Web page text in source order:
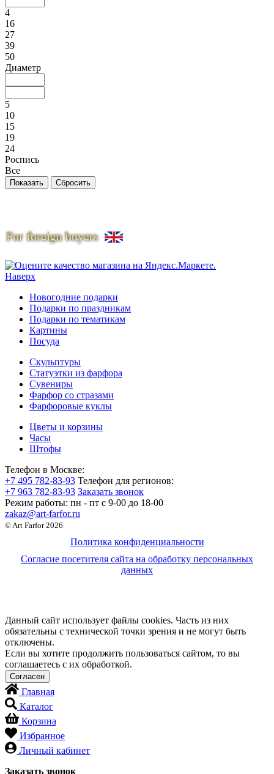
4
16
27
39
50
Диаметр
5
10
15
19
24
Роспись
Все
Наверх
Новогодние подарки
Подарки по праздникам
Подарки по тематикам
Картины
Посуда
Скульптуры
Статуэтки из фарфора
Сувениры
Фарфор со стразами
Фарфоровые куклы
Цветы и корзины
Часы
Штофы
Телефон в Москве:
+7 495 782-83-93 Телефон для регионов:
+7 963 782-83-93 Заказать звонок
Режим работы: пн - пт c 9-00 до 18-00
zakaz@art-farfor.ru
© Art Farfor 2026
Политика конфиденциальности
Согласие посетителя сайта на обработку персональных
данных
Данный сайт использует файлы cookies. Часть из них
обязательны с технической точки зрения и не могут быть
отключены.
Если вы хотите продолжить пользоваться сайтом, то вы
соглашаетесь с их обработкой.
Главная
Каталог
Корзина
Избранное
Личный кабинет
Заказать звонок